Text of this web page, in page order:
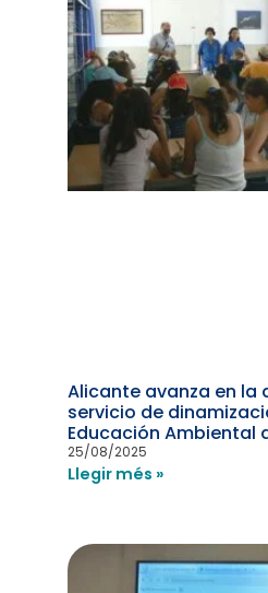
Alicante avanza en la
servicio de
Educación Ambiental
25/08/2025
Llegir més »